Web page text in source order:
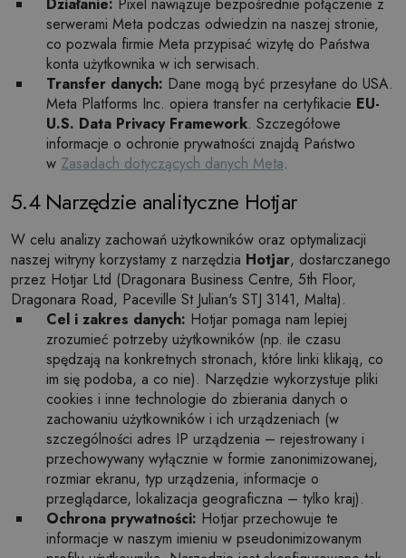
serwerami Meta podczas odwiedzin na naszej stronie,
co pozwala firmie Meta przypisać wizytę do Państwa
konta użytkownika w ich serwisach.
Transfer danych: Dane mogą być przesyłane do USA.
Meta Platforms Inc. opiera transfer na certyfikacie EU-
U.S. Data Privacy Framework. Szczegółowe
informacje o ochronie prywatności znajdą Państwo
w Zasadach dotyczących danych Meta.
5.4 Narzędzie analityczne Hotjar
W celu analizy zachowań użytkowników oraz optymalizacji
naszej witryny korzystamy z narzędzia Hotjar, dostarczanego
przez Hotjar Ltd (Dragonara Business Centre, 5th Floor,
Dragonara Road, Paceville St Julian's STJ 3141, Malta).
Cel i zakres danych: Hotjar pomaga nam lepiej
zrozumieć potrzeby użytkowników (np. ile czasu
spędzają na konkretnych stronach, które linki klikają, co
im się podoba, a co nie). Narzędzie wykorzystuje pliki
cookies i inne technologie do zbierania danych o
zachowaniu użytkowników i ich urządzeniach (w
szczególności adres IP urządzenia – rejestrowany i
przechowywany wyłącznie w formie zanonimizowanej,
rozmiar ekranu, typ urządzenia, informacje o
przeglądarce, lokalizacja geograficzna – tylko kraj).
Ochrona prywatności: Hotjar przechowuje te
informacje w naszym imieniu w pseudonimizowanym